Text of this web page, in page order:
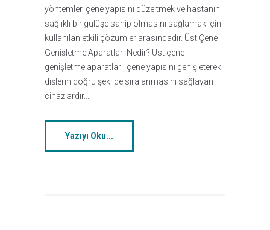
yöntemler, çene yapısını düzeltmek ve hastanın
sağlıklı bir gülüşe sahip olmasını sağlamak için
kullanılan etkili çözümler arasındadır. Üst Çene
Genişletme Aparatları Nedir? Üst çene
genişletme aparatları, çene yapısını genişleterek
dişlerin doğru şekilde sıralanmasını sağlayan
cihazlardır.…
Yazıyı Oku...